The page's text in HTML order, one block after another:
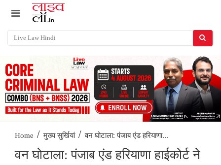
Home / मुख्य सुर्खियां / वन घोटाला: पंजाब एंड हरियाणा...
वन घोटाला: पंजाब एंड हरियाणा हाईकोर्ट ने